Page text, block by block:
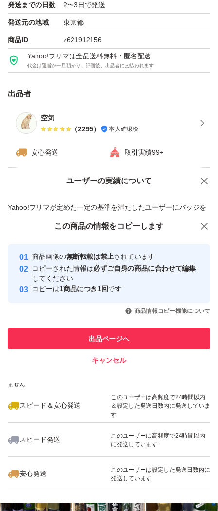
酒用のP箱で発送しております！
・段ボールご希望の際は購入後にメッセージでご連絡くだ
さい。
・配達日時のご希望がある方も購入後のメッセージでご連
絡ください。
ますが、ご了承下さい。
・ダンボールは破損しやすい為プラスチック箱を推奨しま
す。※四合瓶はサイズの都合上ダンボールでの発送がメイ
ンとなります。
------------検索用------------
新政、飛露喜、田酒、東洋美人、写楽、No6、鳳凰美田、
久保田、作、澤屋まつもと、大吟醸、純米大吟醸、日本
冩楽、飛露喜、十四代、磯自慢
くどき上手、澤屋まつもと、花陽浴、勝駒、九平次、久保
田、山田錦、白鶴錦、居酒屋
発送までの日数 2〜3日で発送
発送元の地域 東京都
商品ID z621912156
Yahoo!フリマは全品送料無料・匿名配送
代金は運営が一旦預かり、評価後、出品者に支払われます
出品者
空気
（2295） 本人確認済
安心発送 取引実績99+
ユーザーの実績について
Yahoo!フリマが定めた一定の基準を満たしたユーザーにバッジを
付与しています
安心取引出品者
心・安全なユーザーです
取引実績
引を完了させた実績があります
での取引実績があります
ません
スピード＆安心発送
このユーザーは高頻度で24時間以内
＆設定した発送日数内に発送していま
す
スピード発送
このユーザーは高頻度で24時間以内
に発送しています
安心発送
このユーザーは設定した発送日数内に
発送しています
価格の相談 商品への質問
この商品の情報をコピーします
商品画像の無断転載は禁止されています
コピーされた情報は必ずご自身の商品に合わせて編集
してください
コピーは1商品につき1回です
商品情報コピー機能について
出品ページへ
キャンセル
この商品をみている人にオススメ
いいね！
13,800